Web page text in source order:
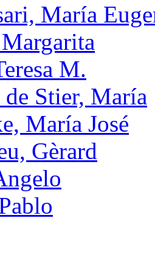
María
M.
Stier, María
María José
Gèrard